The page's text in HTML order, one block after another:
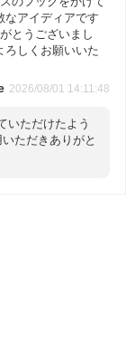
なアイディアです
とうございまし
ろしくお願いいた
2026/08/01 14:11:48
いただけたよう
ただきありがと